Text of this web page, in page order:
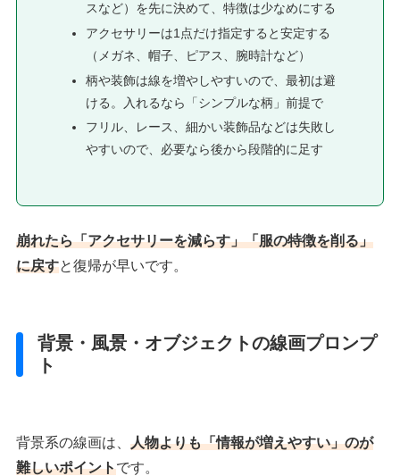
スなど）を先に決めて、特徴は少なめにする
アクセサリーは1点だけ指定すると安定する
（メガネ、帽子、ピアス、腕時計など）
柄や装飾は線を増やしやすいので、最初は避
ける。入れるなら「シンプルな柄」前提で
フリル、レース、細かい装飾品などは失敗し
やすいので、必要なら後から段階的に足す
崩れたら「アクセサリーを減らす」「服の特徴を削る」
に戻すと復帰が早いです。
背景・風景・オブジェクトの線画プロンプ
ト
背景系の線画は、人物よりも「情報が増えやすい」のが
難しいポイントです。